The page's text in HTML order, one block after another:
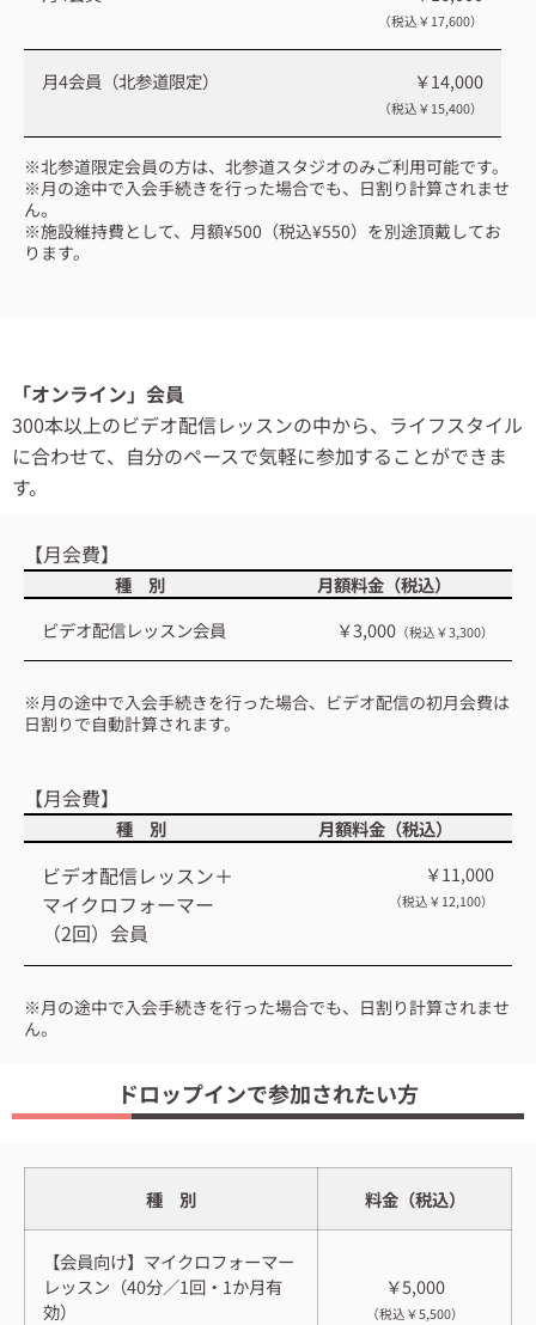
（税込￥17,600）
月4会員（北参道限定） ￥14,000
（税込￥15,400）
※北参道限定会員の方は、北参道スタジオのみご利用可能です。
※月の途中で入会手続きを行った場合でも、日割り計算されませ
ん。
※施設維持費として、月額¥500（税込¥550）を別途頂戴してお
ります。
「オンライン」会員
300本以上のビデオ配信レッスンの中から、ライフスタイル
に合わせて、自分のペースで気軽に参加することができま
す。
【月会費】
種 別
月額料金（税込）
ビデオ配信レッスン会員
￥3,000 （税込￥3,300）
※月の途中で入会手続きを行った場合、ビデオ配信の初月会費は
日割りで自動計算されます。
【月会費】
種 別 月額料金（税込）
ビデオ配信レッスン＋
マイクロフォーマー
（2回）会員
￥11,000
（税込￥12,100）
※月の途中で入会手続きを行った場合でも、日割り計算されませ
ん。
ドロップインで参加されたい方
種 別 料金（税込）
【会員向け】マイクロフォーマー
レッスン（40分／1回・1か月有
効）
￥5,000
（税込￥5,500）